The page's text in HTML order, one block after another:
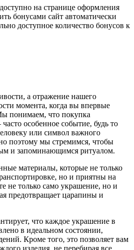
на странице оформления
бонусами сайт автоматически
доступное количество бонусов к
а отражение нашего
момента, когда вы впервые
понимаем, что покупка
особенное событие, будь то
или символ важного
поэтому мы стремимся, чтобы
и запоминающимся ритуалом.
материалы, которые не только
но и приятны на
не только само украшение, но и
предотвращает царапины и
что каждое украшение в
в идеальном состоянии,
Кроме того, это позволяет вам
изделия, не перебирая все